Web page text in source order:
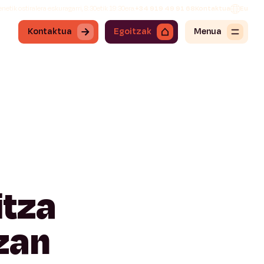
ostiralera eskuragarri, 8:30etik 19:30era.+34 919 49 91 68Kontaktua Eu
Kontaktua Egoitzak Menua